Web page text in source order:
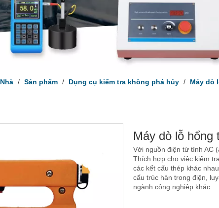
Nhà / Sản phẩm / Dụng cụ kiểm tra không phá hủy / Máy dò
Máy dò lỗ hổng
Với nguồn điện từ tính AC
Thích hợp cho việc kiểm
các kết cấu thép khác
cấu trúc hàn trong điện,
ngành công nghiệp khác